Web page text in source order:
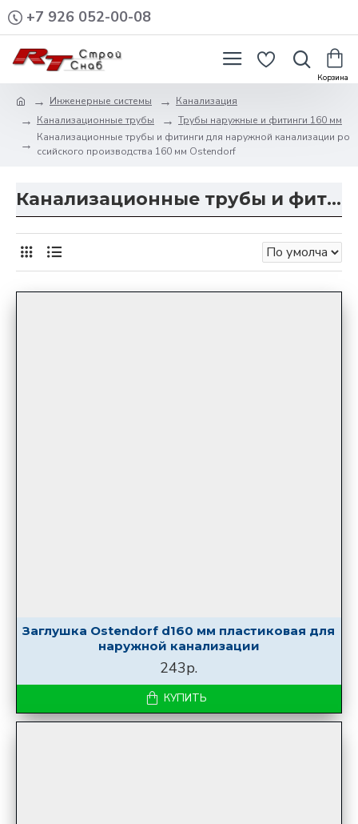
+7 926 052-00-08
Инженерные системы
Канализация
Канализационные трубы
Трубы наружные и фитинги 160 мм
Канализационные трубы и фитинги для наружной канализации ро
ссийского производства 160 мм Ostendorf
Канализационные трубы и фитинги для наружной канализации российского производства 160 мм Ostendorf
Заглушка Ostendorf d160 мм пластиковая для
наружной канализации
243р.
КУПИТЬ